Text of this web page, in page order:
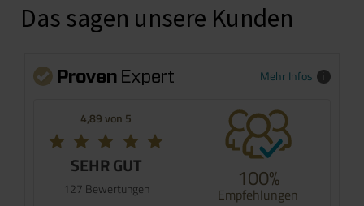
Das sagen unsere Kunden
Mehr Infos
4,89 von 5
SEHR GUT
127 Bewertungen 100%
Empfehlungen